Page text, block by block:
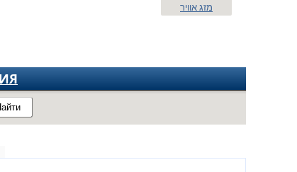
מזג אוויר